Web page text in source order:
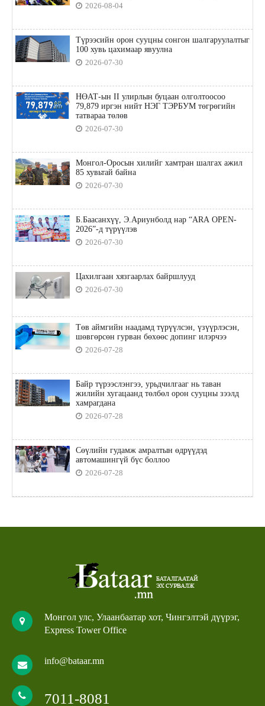
2026-08-04
Түрээсийн орон сууцны сонгон шалгаруулалтыг
100 хувь цахимаар явуулна
2026-07-30
НӨАТ-ын II улирлын буцаан олголтоосоо
79,879 иргэн нийт НЭГ ТЭРБУМ төгрөгийн
татвараа төлөв
2026-07-30
Монгол-Оросын хилийг хамтран шалгах ажил
85 хувьтай байна
2026-07-30
Б.Баасанхүү, Э.Ариунболд нар “ARA OPEN-
2026”-д түрүүлэв
2026-07-30
Цахилгаан хязгаарлах байршлууд
2026-07-30
Төв аймгийн наадамд түрүүлсэн, үзүүрлэсэн,
шөвгөрсөн гурван бөхөөс допинг илэрчээ
2026-07-28
Байр түрээслэнгээ, урьдчилгааг нь таван
жилийн хугацаанд төлбөл орон сууцны зээлд
хамрагдана
2026-07-28
Сөүлийн гудамж амралтын өдрүүдэд
автомашингүй бүс боллоо
2026-07-28
Монгол улс, Улаанбаатар хот, Чингэлтэй дүүрэг,
Express Tower Office
info@bataar.mn
7011-8081